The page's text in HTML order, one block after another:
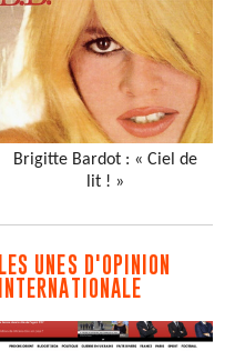
Brigitte Bardot : « Ciel de
lit ! »
LES UNES D'OPINION
INTERNATIONALE